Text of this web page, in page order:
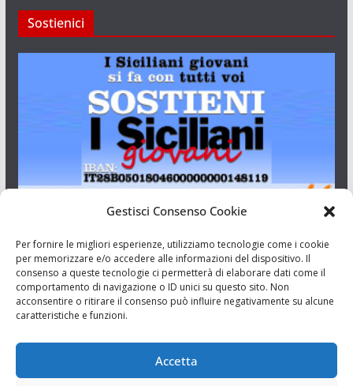
Gestisci Consenso Cookie
Per fornire le migliori esperienze, utilizziamo tecnologie come i cookie
per memorizzare e/o accedere alle informazioni del dispositivo. Il
consenso a queste tecnologie ci permetterà di elaborare dati come il
comportamento di navigazione o ID unici su questo sito. Non
acconsentire o ritirare il consenso può influire negativamente su alcune
caratteristiche e funzioni.
Accetta
Sostienici
Aut. del tribunale di Catania n.23/2011 del 20/09/2011 Dir.
Resp. Riccardo Orioles.
Associazione Culturale I Siciliani Giovani
via Randazzo 27 Catania